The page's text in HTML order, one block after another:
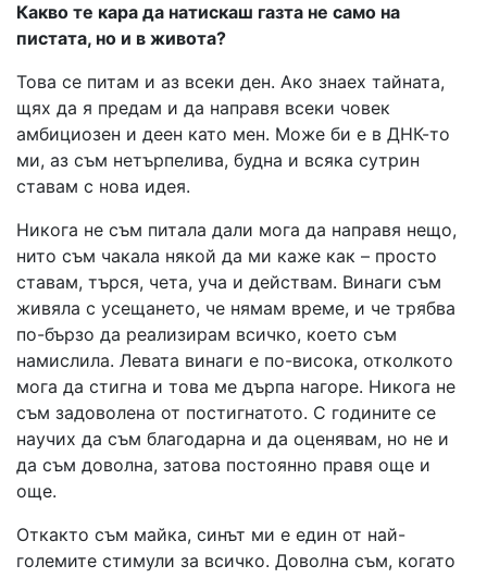
Какво те кара да натискаш газта не само на
пистата, но и в живота?
Това се питам и аз всеки ден. Ако знаех тайната,
щях да я предам и да направя всеки човек
амбициозен и деен като мен. Може би е в ДНК-то
ми, аз съм нетърпелива, будна и всяка сутрин
ставам с нова идея.
Никога не съм питала дали мога да направя нещо,
нито съм чакала някой да ми каже как – просто
ставам, търся, чета, уча и действам. Винаги съм
живяла с усещането, че нямам време, и че трябва
по-бързо да реализирам всичко, което съм
намислила. Левата винаги е по-висока, отколкото
мога да стигна и това ме дърпа нагоре. Никога не
съм задоволена от постигнатото. С годините се
научих да съм благодарна и да оценявам, но не и
да съм доволна, затова постоянно правя още и
още.
Откакто съм майка, синът ми е един от най-
големите стимули за всичко. Доволна съм, когато